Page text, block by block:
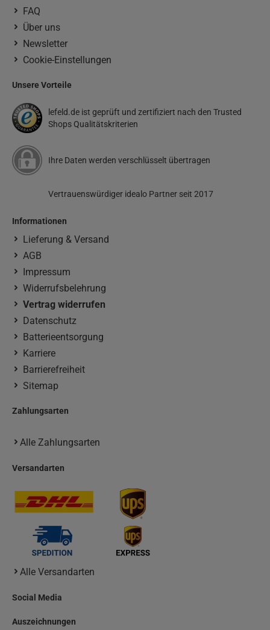
FAQ
Über uns
Newsletter
Cookie-Einstellungen
Unsere Vorteile
lefeld.de ist geprüft und zertifiziert nach den Trusted
Shops Qualitätskriterien
Ihre Daten werden verschlüsselt übertragen
Vertrauenswürdiger idealo Partner seit 2017
Informationen
Lieferung & Versand
AGB
Impressum
Widerrufsbelehrung
Vertrag widerrufen
Datenschutz
Batterieentsorgung
Karriere
Barrierefreiheit
Sitemap
Zahlungsarten
Alle Zahlungsarten
Versandarten
Alle Versandarten
Social Media
Auszeichnungen